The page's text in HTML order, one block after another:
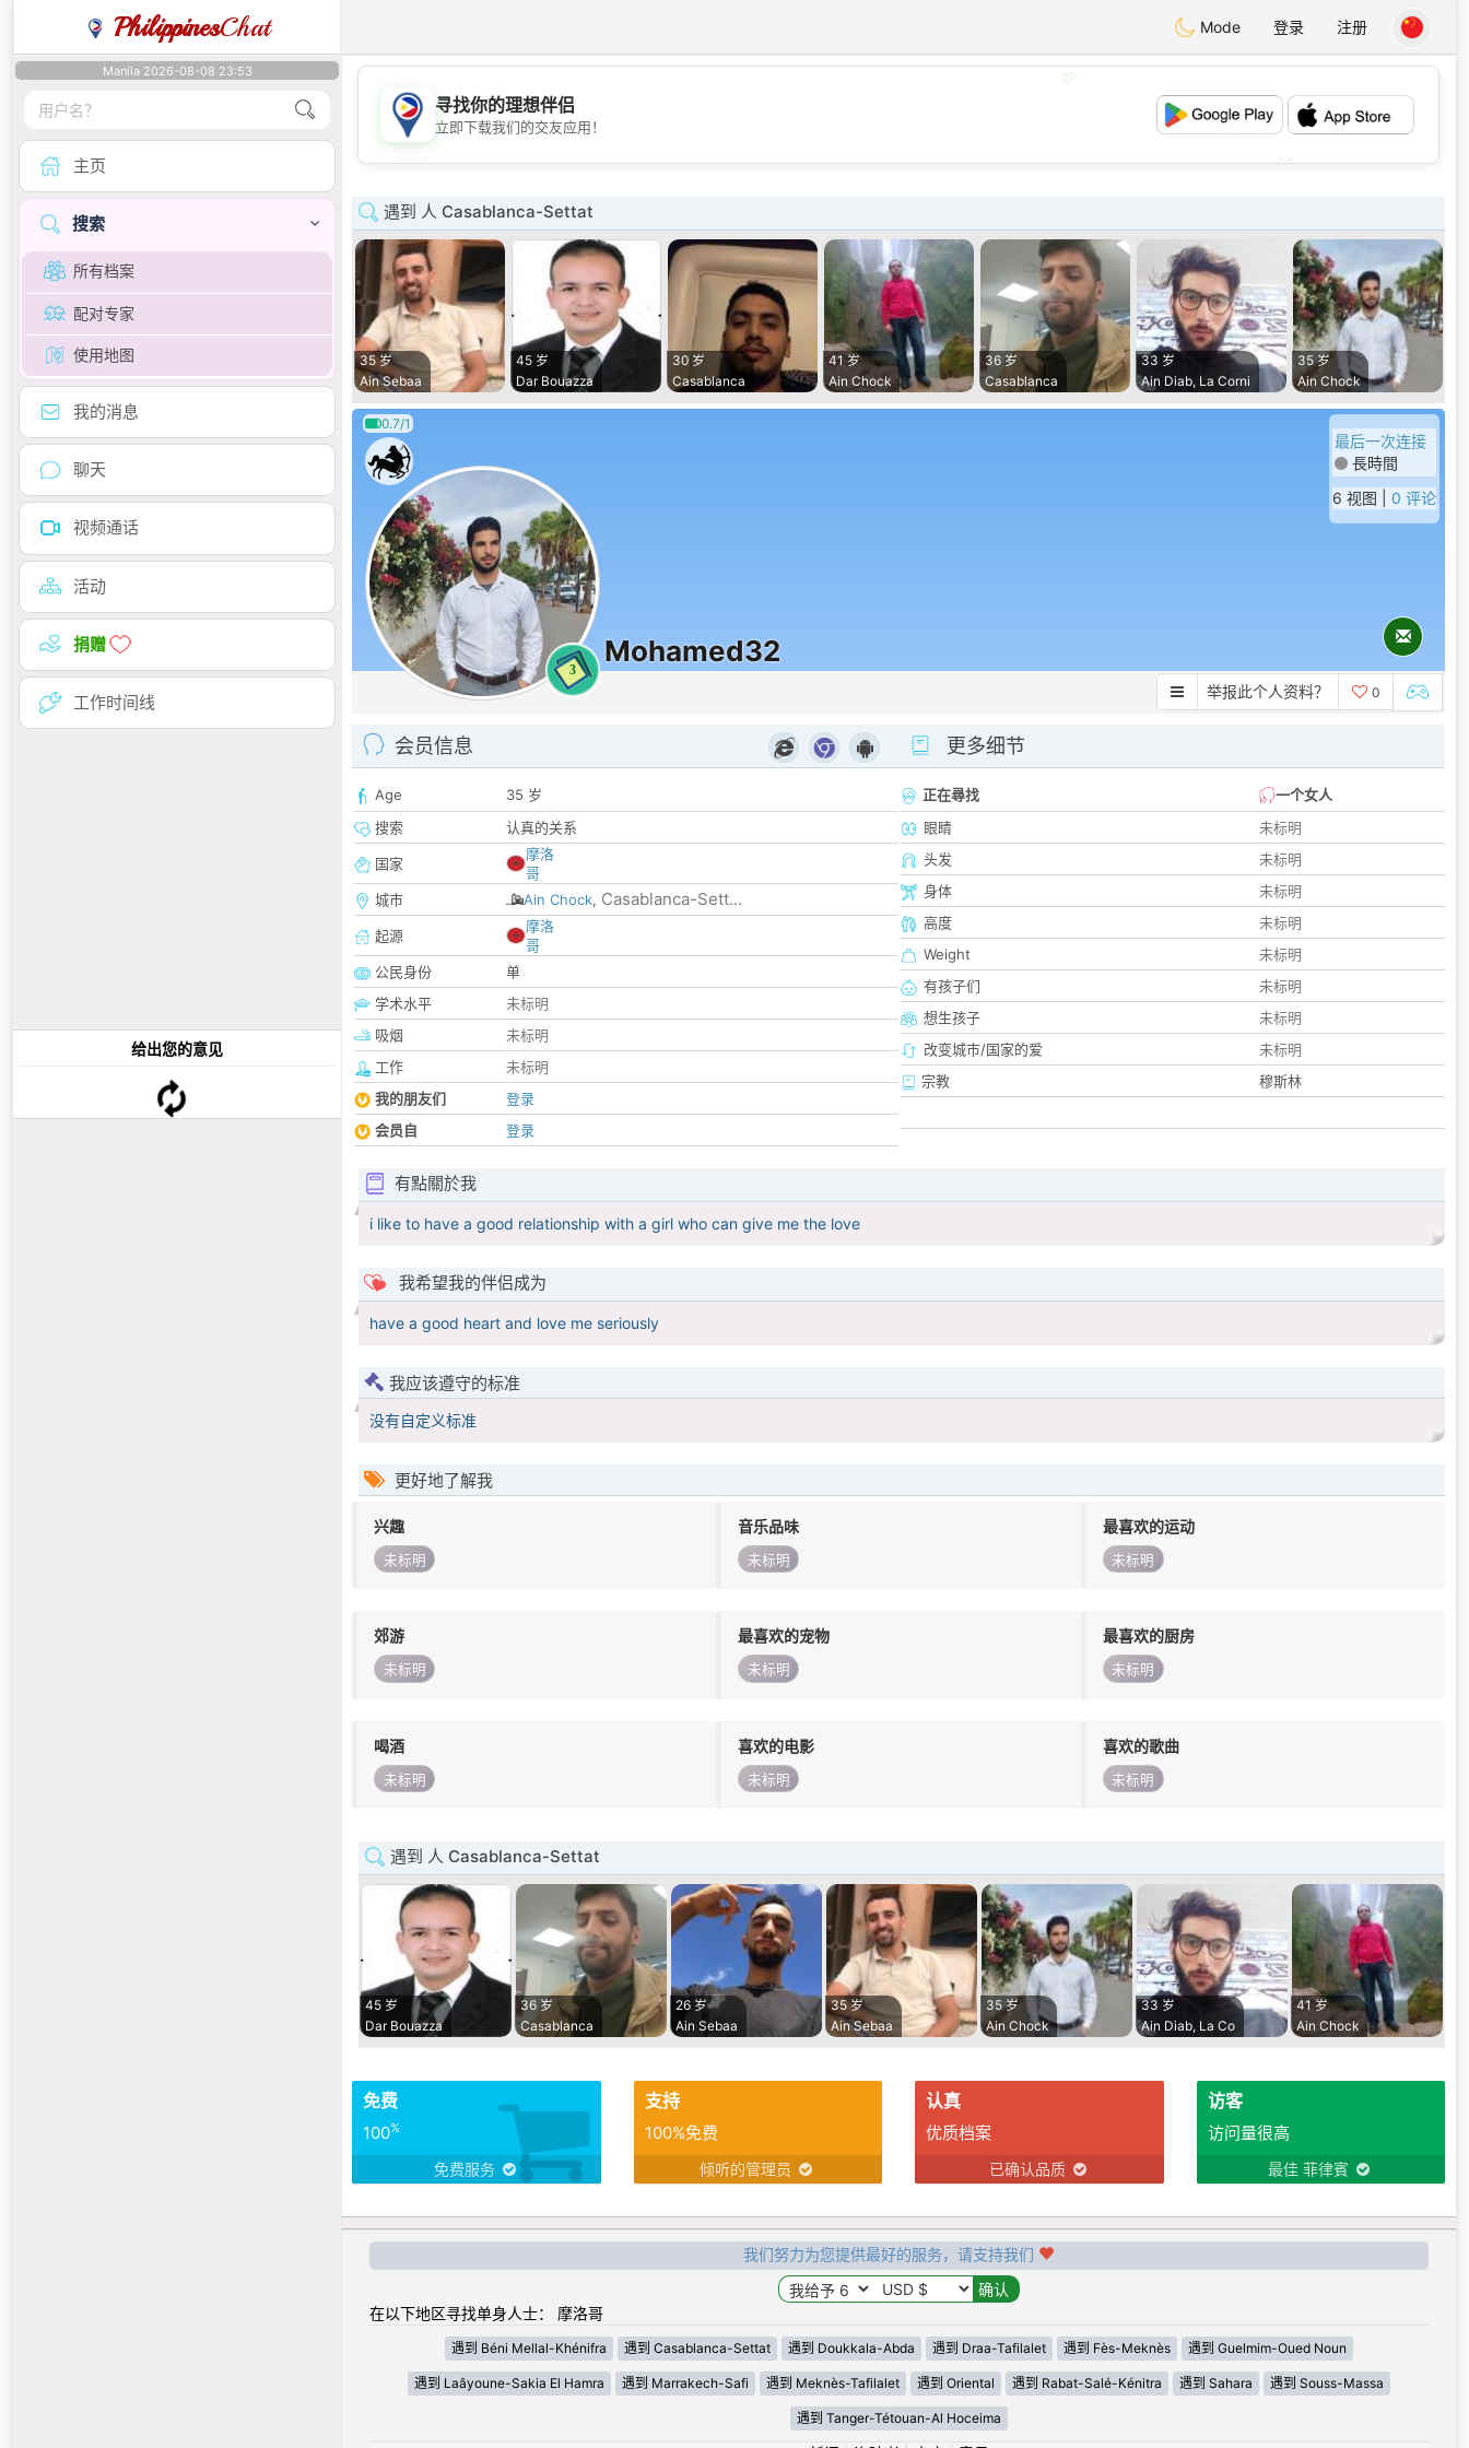
PhilippinesChat Mode 登录 注册
Manila 2026-08-08 23:53
主页
搜索
所有档案
配对专家
使用地图
我的消息
聊天
视频通话
活动
捐赠
工作时间线
给出您的意见
💖
💕
寻找你的理想伴侣
立即下载我们的交友应用！
遇到 人 Casablanca-Settat
35 岁
Ain Sebaa
45 岁
Dar Bouazza
30 岁
Casablanca
41 岁
Ain Chock
36 岁
Casablanca
33 岁
Ain Diab, La Corni
35 岁
Ain Chock
0.7/1
3
Mohamed32
最后一次连接
長時間
6 视图 | 0 评论
举报此个人资料？ 0
会员信息
Age
35 岁
搜索
认真的关系
国家
摩洛
哥
城市
Ain Chock, Casablanca-Sett...
起源
摩洛
哥
公民身份
单
学术水平
未标明
吸烟
未标明
工作
未标明
我的朋友们
登录
会员自
登录
更多细节
正在尋找
一个女人
眼睛
未标明
头发
未标明
身体
未标明
高度
未标明
Weight
未标明
有孩子们
未标明
想生孩子
未标明
改变城市/国家的爱
未标明
宗教
穆斯林
有點關於我
i like to have a good relationship with a girl who can give me the love
我希望我的伴侣成为
have a good heart and love me seriously
我应该遵守的标准
没有自定义标准
更好地了解我
兴趣
未标明
音乐品味
未标明
最喜欢的运动
未标明
郊游
未标明
最喜欢的宠物
未标明
最喜欢的厨房
未标明
喝酒
未标明
喜欢的电影
未标明
喜欢的歌曲
未标明
遇到 人 Casablanca-Settat
45 岁
Dar Bouazza
36 岁
Casablanca
26 岁
Ain Sebaa
35 岁
Ain Sebaa
35 岁
Ain Chock
33 岁
Ain Diab, La Co
41 岁
Ain Chock
免费
100%
免费服务
支持
100%免费
倾听的管理员
认真
优质档案
已确认品质
访客
访问量很高
最佳 菲律賓
我们努力为您提供最好的服务，请支持我们
在以下地区寻找单身人士： 摩洛哥
遇到 Béni Mellal-Khénifra 遇到 Casablanca-Settat 遇到 Doukkala-Abda 遇到 Draa-Tafilalet 遇到 Fès-Meknès 遇到 Guelmim-Oued Noun
遇到 Laâyoune-Sakia El Hamra 遇到 Marrakech-Safi 遇到 Meknès-Tafilalet 遇到 Oriental 遇到 Rabat-Salé-Kénitra 遇到 Sahara 遇到 Souss-Massa
遇到 Tanger-Tétouan-Al Hoceima